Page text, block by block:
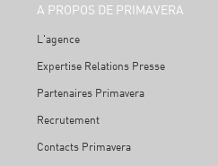
A PROPOS DE PRIMAVERA
L'agence
Expertise Relations Presse
Partenaires Primavera
Recrutement
Contacts Primavera